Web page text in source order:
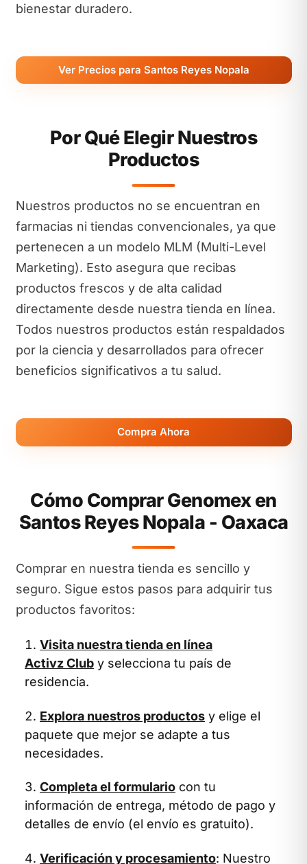
bienestar duradero.
Ver Precios para Santos Reyes Nopala
Por Qué Elegir Nuestros
Productos
Nuestros productos no se encuentran en
farmacias ni tiendas convencionales, ya que
pertenecen a un modelo MLM (Multi-Level
Marketing). Esto asegura que recibas
productos frescos y de alta calidad
directamente desde nuestra tienda en línea.
Todos nuestros productos están respaldados
por la ciencia y desarrollados para ofrecer
beneficios significativos a tu salud.
Compra Ahora
Cómo Comprar Genomex en
Santos Reyes Nopala - Oaxaca
Comprar en nuestra tienda es sencillo y
seguro. Sigue estos pasos para adquirir tus
productos favoritos:
Visita nuestra tienda en línea
Activz Club y selecciona tu país de
residencia.
Explora nuestros productos y elige el
paquete que mejor se adapte a tus
necesidades.
Completa el formulario con tu
información de entrega, método de pago y
detalles de envío (el envío es gratuito).
Verificación y procesamiento: Nuestro